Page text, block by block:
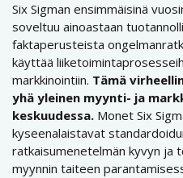
Six Sigman ensimmäisinä
soveltuu ainoastaan
faktaperusteista
käyttää
markkinointiin. Tämä
yhä yleinen myynti- ja
keskuudessa. Monet Six
kyseenalaistavat
ratkaisumenetelmän kyvyn ja
myynnin taiteen